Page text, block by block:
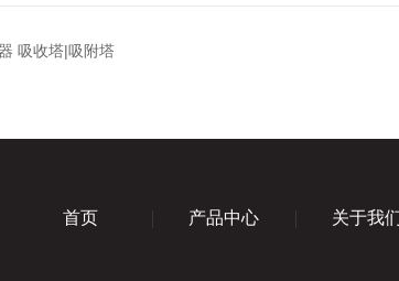
吸收塔|吸附塔
首页 产品中心 关于我